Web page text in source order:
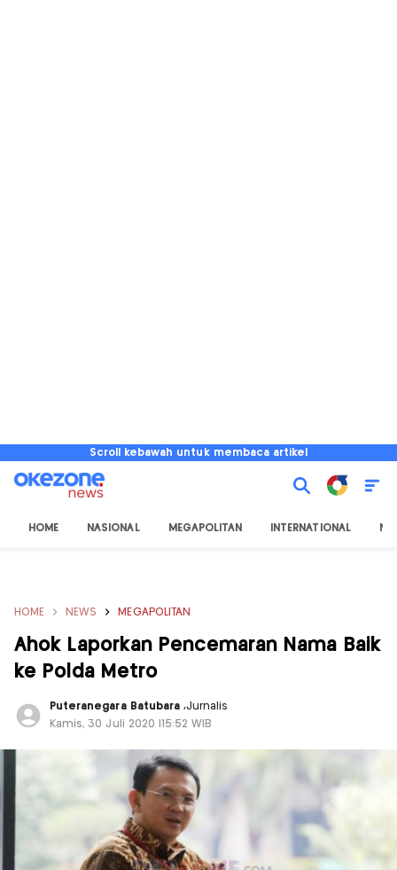
Scroll kebawah untuk membaca artikel
HOME NASIONAL MEGAPOLITAN INTERNATIONAL
HOME NEWS MEGAPOLITAN
Ahok Laporkan Pencemaran Nama Baik
ke Polda Metro
Puteranegara Batubara,Jurnalis
Kamis, 30 Juli 2020 |15:52 WIB